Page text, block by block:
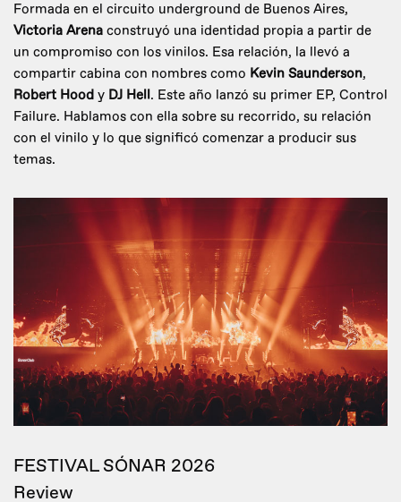
Formada en el circuito underground de Buenos Aires,
Victoria Arena construyó una identidad propia a partir de
un compromiso con los vinilos. Esa relación, la llevó a
compartir cabina con nombres como Kevin Saunderson,
Robert Hood y DJ Hell. Este año lanzó su primer EP, Control
Failure. Hablamos con ella sobre su recorrido, su relación
con el vinilo y lo que significó comenzar a producir sus
temas.
FESTIVAL SÓNAR 2026
Review